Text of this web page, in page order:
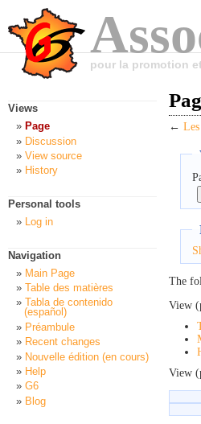
pour la promotion
←
The
View
View
Views
Page
Discussion
View source
History
Personal tools
Log in
Navigation
Main Page
Table des matières
Tabla de contenido
(español)
Préambule
Recent changes
Nouvelle édition (en cours)
Help
G6
Blog